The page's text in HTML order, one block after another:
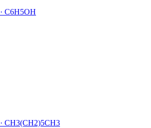
· C6H5OH
· CH3(CH2)5CH3